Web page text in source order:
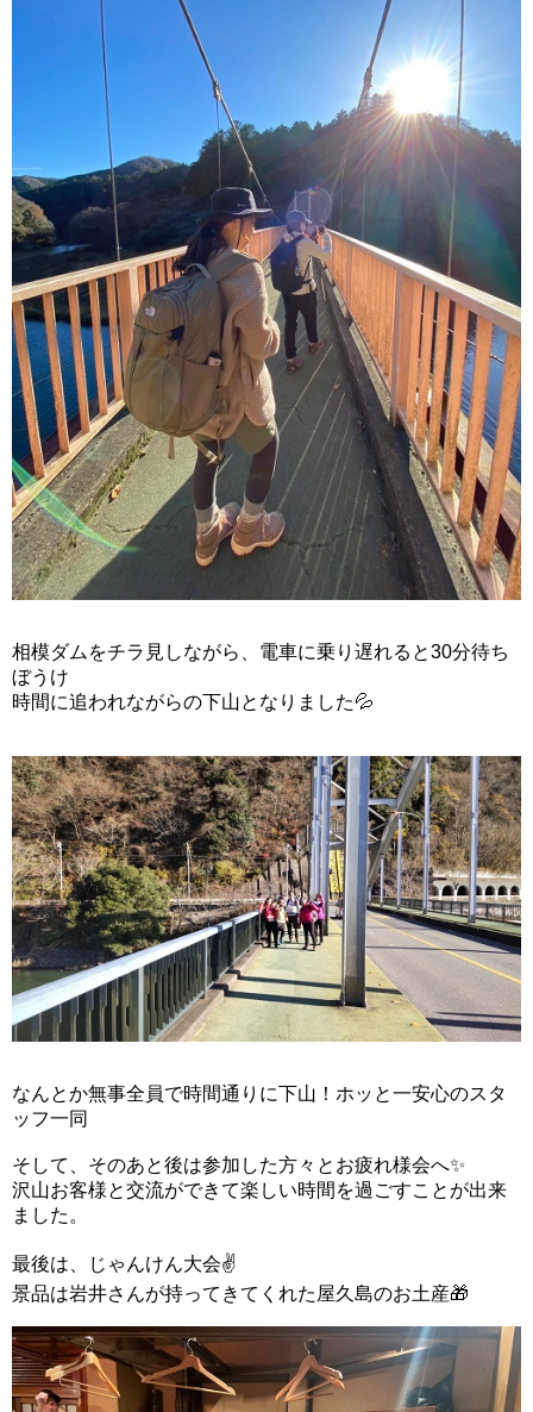
相模ダムをチラ見しながら、電車に乗り遅れると30分待ち
ぼうけ
時間に追われながらの下山となりました💦
なんとか無事全員で時間通りに下山！ホッと一安心のスタ
ッフ一同
そして、そのあと後は参加した方々とお疲れ様会へ✨
沢山お客様と交流ができて楽しい時間を過ごすことが出来
ました。
最後は、じゃんけん大会✌
景品は岩井さんが持ってきてくれた屋久島のお土産🎁